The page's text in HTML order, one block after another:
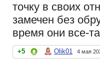
точку в своих
замечен без
время они все-
+5 Olik01 4 мая